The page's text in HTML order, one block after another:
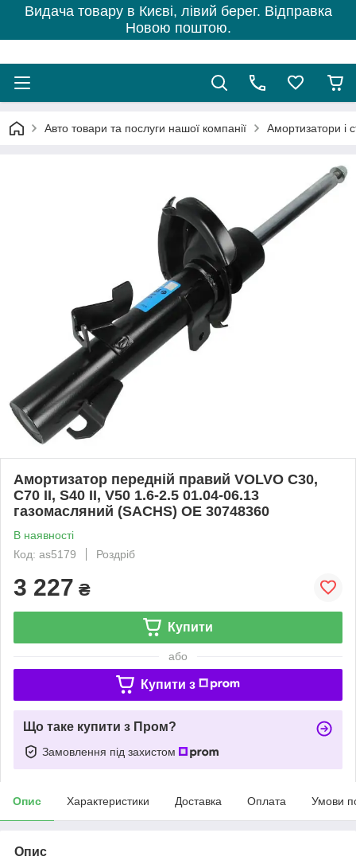
Видача товару в Києві, лівий берег. Відправка
Новою поштою.
Авто товари та послуги нашої компанії Амортизатори і
Амортизатор передній правий VOLVO C30,
C70 II, S40 II, V50 1.6-2.5 01.04-06.13
газомасляний (SACHS) OE 30748360
В наявності
Код: as5179
Роздріб
3 227 ₴
Купити
або
Купити з
Що таке купити з Пром?
Замовлення під захистом
Опис Характеристики Доставка Оплата Умови
Опис